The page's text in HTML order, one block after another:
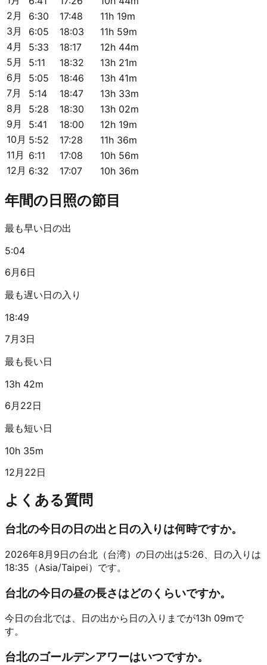
2月
6:30 17:48
11h 19m
3月
6:05 18:03
11h 59m
4月
5:33 18:17
12h 44m
5月
5:11 18:32
13h 21m
6月
5:05 18:46
13h 41m
7月
5:14 18:47
13h 33m
8月
5:28 18:30
13h 02m
9月
5:41 18:00
12h 19m
10月 5:52 17:28
11h 36m
11月 6:11 17:08
10h 56m
12月 6:32 17:07 10h 36m
年間の日照の節目
最も早い日の出
5:04
6月6日
最も遅い日の入り
18:49
7月3日
最も長い日
13h 42m
6月22日
最も短い日
10h 35m
12月22日
よくある質問
台北の今日の日の出と日の入りは何時ですか。
2026年8月9日の台北（台湾）の日の出は5:26、日の入りは
18:35（Asia/Taipei）です。
台北の今日の昼の長さはどのくらいですか。
今日の台北では、日の出から日の入りまでが13h 09mで
す。
台北のゴールデンアワーはいつですか。